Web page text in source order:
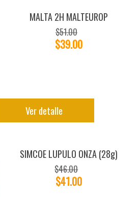
MALTA 2H MALTEUROP
$51.00
$39.00
Ver detalle
SIMCOE LUPULO ONZA (28g)
$46.00
$41.00